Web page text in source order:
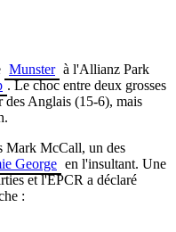
Munster à l'Allianz Park
. Le choc entre deux grosses
des Anglais (15-6), mais
Mark McCall, un des
George en l'insultant. Une
et l'EPCR a déclaré
: